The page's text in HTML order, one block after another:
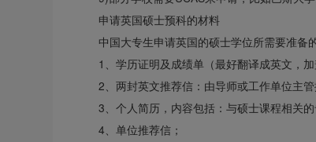
申请英国硕士预科的材料
中国大专生申请英国的硕士学位所需要准备
1、学历证明及成绩单（最好翻译成英文，
2、两封英文推荐信：由导师或工作单位主管
3、个人简历，内容包括：与硕士课程相关
4、单位推荐信；